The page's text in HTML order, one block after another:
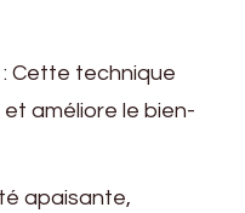
: Cette technique
et améliore le bien-
apaisante,